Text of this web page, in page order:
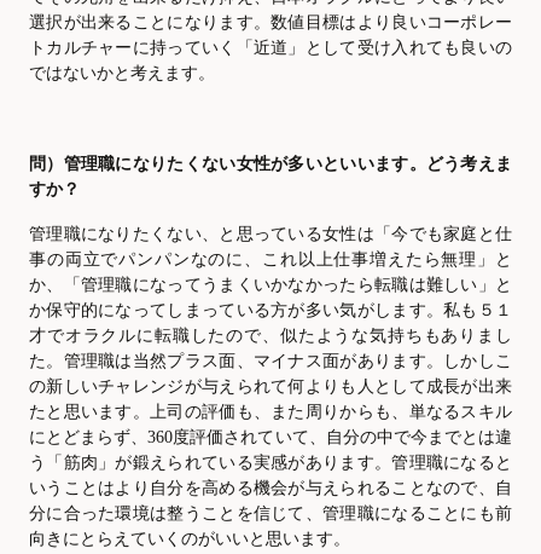
選択が出来ることになります。数値目標はより良いコーポレー
トカルチャーに持っていく「近道」として受け入れても良いの
ではないかと考えます。
問）管理職になりたくない女性が多いといいます。どう考えま
すか？
管理職になりたくない、と思っている女性は「今でも家庭と仕
事の両立でパンパンなのに、これ以上仕事増えたら無理」と
か、「管理職になってうまくいかなかったら転職は難しい」と
か保守的になってしまっている方が多い気がします。私も５１
才でオラクルに転職したので、似たような気持ちもありまし
た。管理職は当然プラス面、マイナス面があります。しかしこ
の新しいチャレンジが与えられて何よりも人として成長が出来
たと思います。上司の評価も、また周りからも、単なるスキル
にとどまらず、360度評価されていて、自分の中で今までとは違
う「筋肉」が鍛えられている実感があります。管理職になると
いうことはより自分を高める機会が与えられることなので、自
分に合った環境は整うことを信じて、管理職になることにも前
向きにとらえていくのがいいと思います。